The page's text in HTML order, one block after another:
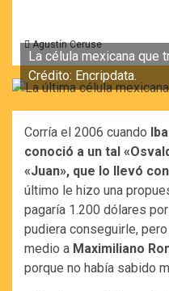
Agustín Ceruse
La célula mexicana que
Crédito: Encripdata.
Corría el 2006 cuando
conoció a un tal
«Juan», que lo llevó
último le hizo una
pagaría 1.200 dólares
pudiera conseguirle,
medio a Maximiliano
porque no había sabido